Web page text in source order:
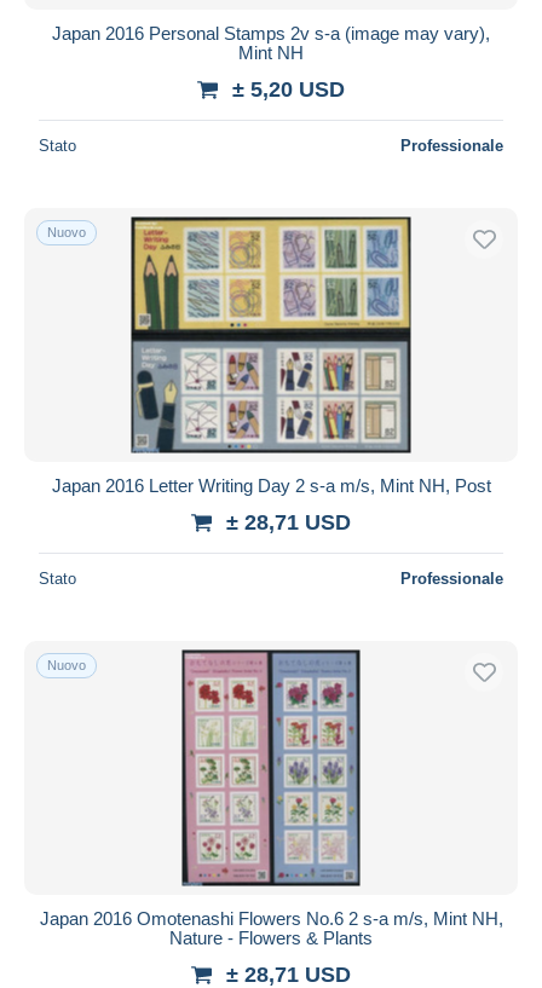
Japan 2016 Personal Stamps 2v s-a (image may vary),
Mint NH
± 5,20 USD
Stato Professionale
Nuovo
Japan 2016 Letter Writing Day 2 s-a m/s, Mint NH, Post
± 28,71 USD
Stato Professionale
Nuovo
Japan 2016 Omotenashi Flowers No.6 2 s-a m/s, Mint NH,
Nature - Flowers & Plants
± 28,71 USD